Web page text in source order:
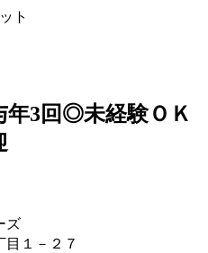
ト
年3回◎未経験ＯＫ
ズ
１－２７